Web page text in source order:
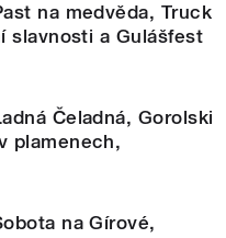
na medvěda, Truck
slavnosti a Gulášfest
Čeladná, Gorolski
plamenech,
na Gírové,